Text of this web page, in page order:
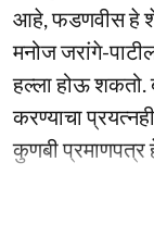
आहे, फडणवीस हे
मनोज जरांगे-
हल्ला होऊ
करण्याचा
कुणबी प्रमाणपत्र हे